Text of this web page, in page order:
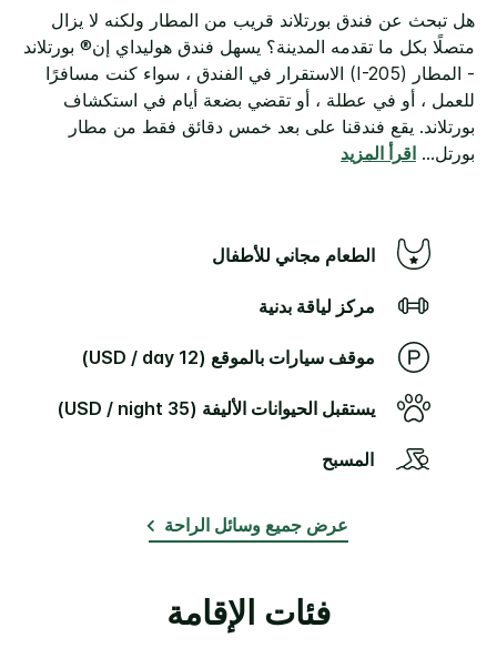
هل تبحث عن فندق بورتلاند قريب من المطار ولكنه لا يزال
متصلًا بكل ما تقدمه المدينة؟ يسهل فندق هوليداي إن® بورتلاند
- المطار (I-205) الاستقرار في الفندق ، سواء كنت مسافرًا
للعمل ، أو في عطلة ، أو تقضي بضعة أيام في استكشاف
بورتلاند. يقع فندقنا على بعد خمس دقائق فقط من مطار
بورتل... اقرأ المزيد
الطعام مجاني للأطفال
مركز لياقة بدنية
موقف سيارات بالموقع (12 USD / day)
يستقبل الحيوانات الأليفة (35 USD / night)
المسبح
عرض جميع وسائل الراحة
فئات الإقامة